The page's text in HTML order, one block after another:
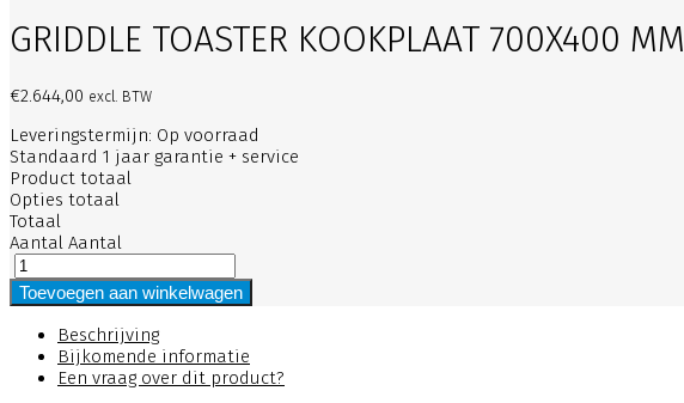
GRIDDLE TOASTER KOOKPLAAT 700X400 MM
€2.644,00 excl. BTW
Leveringstermijn: Op voorraad
Standaard 1 jaar garantie + service
Product totaal
Opties totaal
Totaal
Aantal Aantal
Toevoegen aan winkelwagen
Beschrijving
Bijkomende informatie
Een vraag over dit product?